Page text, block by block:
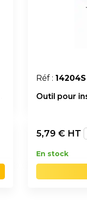
Réf : 14204S
Outil pour
5,79 € HT
En stock